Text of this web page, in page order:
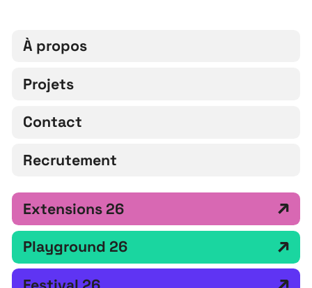
À propos
Projets
Contact
Recrutement
Extensions 26
Playground 26